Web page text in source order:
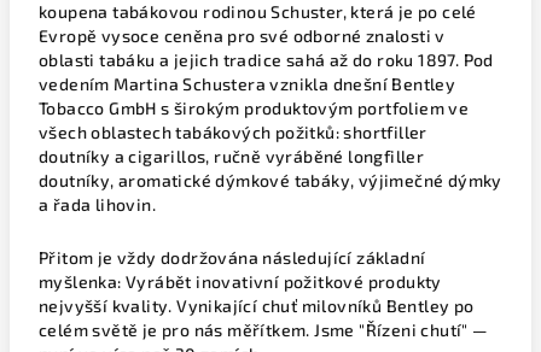
koupena tabákovou rodinou Schuster, která je po celé
Evropě vysoce ceněna pro své odborné znalosti v
oblasti tabáku a jejich tradice sahá až do roku 1897. Pod
vedením Martina Schustera vznikla dnešní Bentley
Tobacco GmbH s širokým produktovým portfoliem ve
všech oblastech tabákových požitků: shortfiller
doutníky a cigarillos, ručně vyráběné longfiller
doutníky, aromatické dýmkové tabáky, výjimečné dýmky
a řada lihovin.
Přitom je vždy dodržována následující základní
myšlenka: Vyrábět inovativní požitkové produkty
nejvyšší kvality. Vynikající chuť milovníků Bentley po
celém světě je pro nás měřítkem. Jsme "Řízeni chutí" —